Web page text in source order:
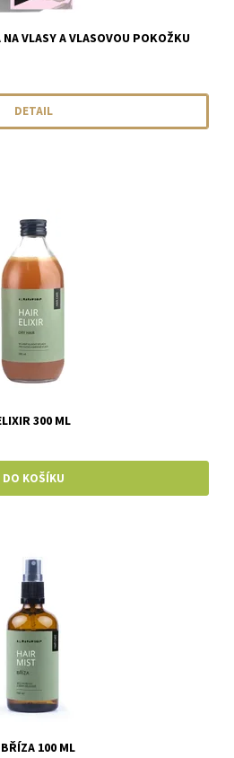
VLASY A VLASOVOU POKOŽKU
DETAIL
300 ML
100 ML